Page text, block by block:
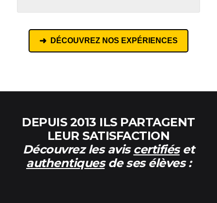
DÉCOUVREZ NOS EXPÉRIENCES
DEPUIS 2013 ILS PARTAGENT
LEUR SATISFACTION
Découvrez les avis certifiéset
authentiquesde ses élèves :